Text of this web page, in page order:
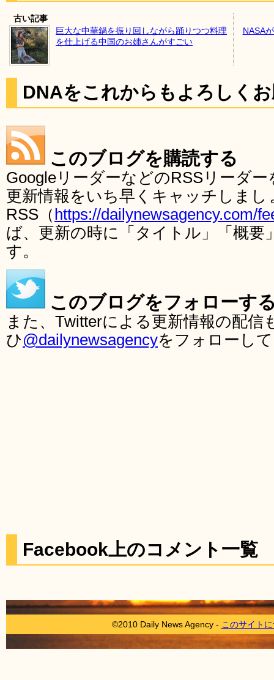
古い記事
巨大な中華鍋を振り回しながら踊りつつ料理
を仕上げる中国のお姉さんがすごい
NASA
DNAをこれからもよろしく
このブログを購読する
GoogleリーダーなどのRSSリーダ
更新情報をいち早くキャッチしま
RSS（ https://dailynewsagency.com/
ば、更新の時に「タイトル」「概要
す。
このブログをフォローす
また、Twitterによる更新情報の配
ひ@dailynewsagencyをフォローし
Facebook上のコメント一覧
©2010 Daily News Agency - このサイト